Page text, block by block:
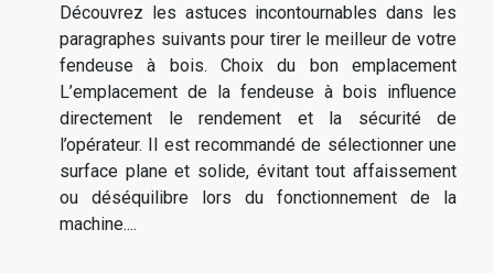
Découvrez les astuces incontournables dans les
paragraphes suivants pour tirer le meilleur de votre
fendeuse à bois. Choix du bon emplacement
L’emplacement de la fendeuse à bois influence
directement le rendement et la sécurité de
l’opérateur. Il est recommandé de sélectionner une
surface plane et solide, évitant tout affaissement
ou déséquilibre lors du fonctionnement de la
machine....